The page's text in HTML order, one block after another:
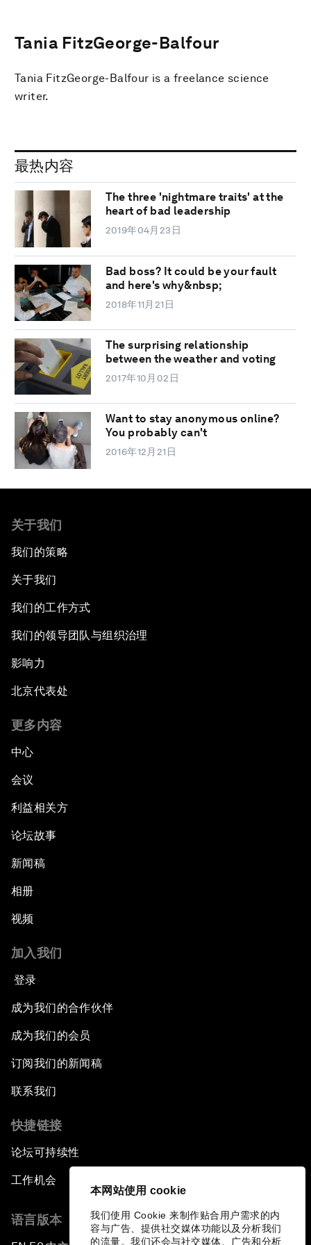
本网站使用 cookie
我们使用 Cookie 来制作贴合用户需求的内
容与广告、提供社交媒体功能以及分析我们
的流量。我们还会与社交媒体、广告和分析
Tania FitzGeorge-Balfour
Tania FitzGeorge-Balfour is a freelance science
writer.
最热内容
The three 'nightmare traits' at the
heart of bad leadership
2019年04月23日
Bad boss? It could be your fault
and here's why&nbsp;
2018年11月21日
The surprising relationship
between the weather and voting
2017年10月02日
Want to stay anonymous online?
You probably can't
2016年12月21日
关于我们
我们的策略
关于我们
我们的工作方式
我们的领导团队与组织治理
影响力
北京代表处
更多内容
中心
会议
利益相关方
论坛故事
新闻稿
相册
视频
加入我们
登录
成为我们的合作伙伴
成为我们的会员
订阅我们的新闻稿
联系我们
快捷链接
论坛可持续性
工作机会
语言版本